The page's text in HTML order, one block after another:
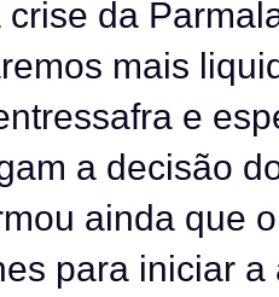
da
mais
e
a decisão
ainda que
para iniciar